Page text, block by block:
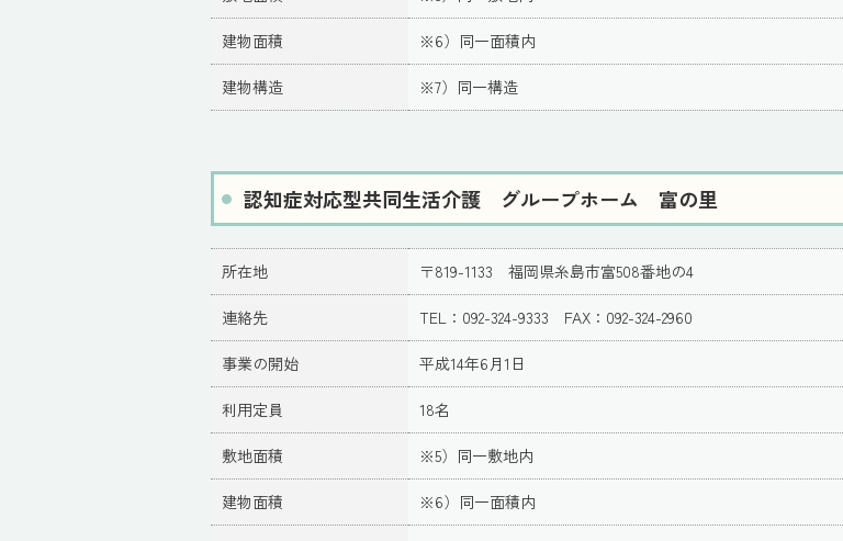
建物面積 ※6）同一面積内
建物構造 ※7）同一構造
認知症対応型共同生活介護 グループホーム 富の里
所在地 〒819-1133 福岡県糸島市富508番地の4
連絡先 TEL：092-324-9333 FAX：092-324-2960
事業の開始 平成14年6月1日
利用定員 18名
敷地面積 ※5）同一敷地内
建物面積 ※6）同一面積内